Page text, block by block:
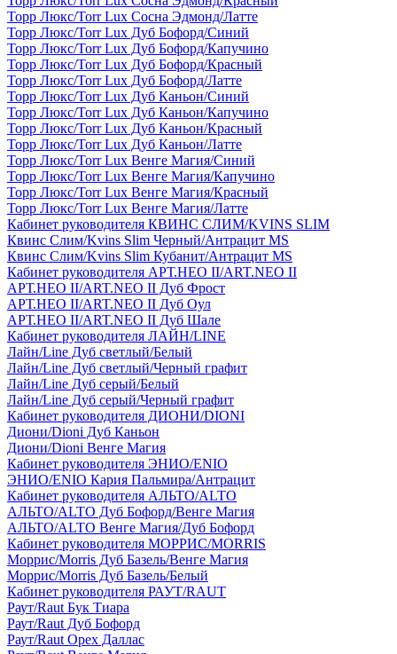
Торр Люкс/Torr Lux Сосна Эдмонд/Латте
Торр Люкс/Torr Lux Дуб Бофорд/Синий
Торр Люкс/Torr Lux Дуб Бофорд/Капучино
Торр Люкс/Torr Lux Дуб Бофорд/Красный
Торр Люкс/Torr Lux Дуб Бофорд/Латте
Торр Люкс/Torr Lux Дуб Каньон/Синий
Торр Люкс/Torr Lux Дуб Каньон/Капучино
Торр Люкс/Torr Lux Дуб Каньон/Красный
Торр Люкс/Torr Lux Дуб Каньон/Латте
Торр Люкс/Torr Lux Венге Магия/Синий
Торр Люкс/Torr Lux Венге Магия/Капучино
Торр Люкс/Torr Lux Венге Магия/Красный
Торр Люкс/Torr Lux Венге Магия/Латте
Кабинет руководителя КВИНС СЛИМ/KVINS SLIM
Квинс Слим/Kvins Slim Черный/Антрацит MS
Квинс Слим/Kvins Slim Кубанит/Антрацит MS
Кабинет руководителя АРТ.НЕО II/ART.NEO II
АРТ.НЕО II/ART.NEO II Дуб Фрост
АРТ.НЕО II/ART.NEO II Дуб Оул
АРТ.НЕО II/ART.NEO II Дуб Шале
Кабинет руководителя ЛАЙН/LINE
Лайн/Line Дуб светлый/Белый
Лайн/Line Дуб светлый/Черный графит
Лайн/Line Дуб серый/Белый
Лайн/Line Дуб серый/Черный графит
Кабинет руководителя ДИОНИ/DIONI
Диони/Dioni Дуб Каньон
Диони/Dioni Венге Магия
Кабинет руководителя ЭНИО/ENIO
ЭНИО/ENIO Кария Пальмира/Антрацит
Кабинет руководителя АЛЬТО/ALTO
АЛЬТО/ALTO Дуб Бофорд/Венге Магия
АЛЬТО/ALTO Венге Магия/Дуб Бофорд
Кабинет руководителя МОРРИС/MORRIS
Моррис/Morris Дуб Базель/Венге Магия
Моррис/Morris Дуб Базель/Белый
Кабинет руководителя РАУТ/RAUT
Раут/Raut Бук Тиара
Раут/Raut Дуб Бофорд
Раут/Raut Орех Даллас